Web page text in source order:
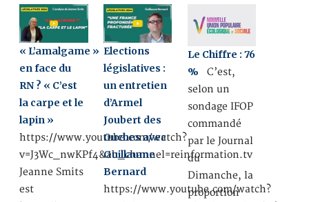
« L’amalgame »
en face du
RN ? « C’est
la carpe et le
lapin »
https://www.youtube.com/watch?
v=J3Wc_nwKPf4&ab_channel=reinformation.tv
Jeanne Smits
est
Elections
législatives :
un entretien
d’Armel
Joubert des
Ouches avec
Guillaume
Bernard
https://www.youtube.com/watch?
Le Chiffre : 76
% C’est,
selon un
sondage IFOP
commandé
par le Journal
du
Dimanche, la
proportion